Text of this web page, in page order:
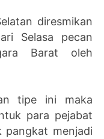
diresmikan
Selasa pecan
Barat oleh
tipe ini maka
para pejabat
pangkat menjadi